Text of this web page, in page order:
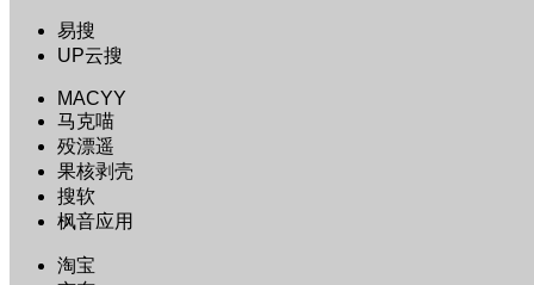
易搜
UP云搜
MACYY
马克喵
殁漂遥
果核剥壳
搜软
枫音应用
淘宝